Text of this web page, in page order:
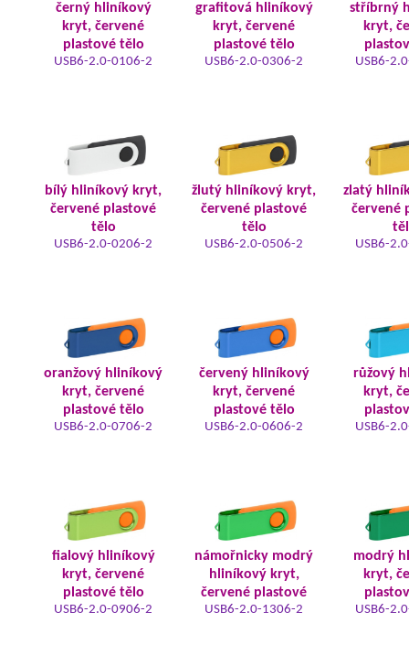
černý hliníkový
kryt, červené
plastové tělo
USB6-2.0-0106-2
grafitová hliníkový
kryt, červené
plastové tělo
USB6-2.0-0306-2
stříbrný
kryt,
USB6-
bílý hliníkový kryt,
červené plastové
tělo
USB6-2.0-0206-2
žlutý hliníkový kryt,
červené plastové
tělo
USB6-2.0-0506-2
zlatý
červené
USB6-
oranžový hliníkový
kryt, červené
plastové tělo
USB6-2.0-0706-2
červený hliníkový
kryt, červené
plastové tělo
USB6-2.0-0606-2
růžový
kryt,
USB6-
fialový hliníkový
kryt, červené
plastové tělo
USB6-2.0-0906-2
námořnicky modrý
hliníkový kryt,
červené plastové
USB6-2.0-1306-2
modrý
kryt,
USB6-